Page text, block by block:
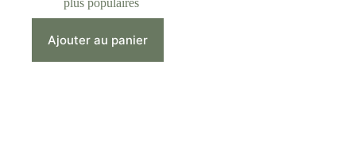
plus populaires
Ajouter au panier